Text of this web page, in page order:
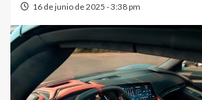
16 de junio de 2025 - 3:38 pm